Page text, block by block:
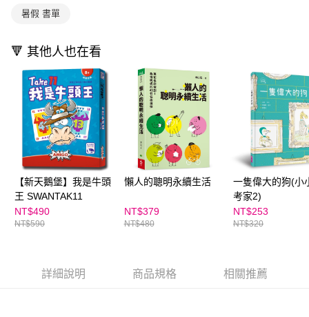
３．未成年的使用者請事先徵得法定代理人或監護人之同意方可使用
４．使用「AFTEE先享後付」時，將依據個別帳號之用戶狀況，依本公司即
時審查核予不同之上限額度；若仍有額度不足之情形，本公司將視審查結果
請求用戶進行身份認證。
５．嚴禁一人註冊多個帳號或使用他人資訊註冊。若發現惡意使用之情形，
恩沛科技股份有限公司將有權停止該用戶之使用額度並採取法律行動。
暑假 書單
🔻 其他人也在看
【新天鵝堡】我是牛頭
王 SWANTAK11
NT$490
NT$590
懶人的聰明永續生活
NT$379
NT$480
一隻偉大的狗(小
考家2)
NT$253
NT$320
詳細說明 商品規格 相關推薦